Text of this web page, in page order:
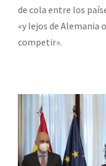
de cola entre los
«y lejos de Alemania
competir».